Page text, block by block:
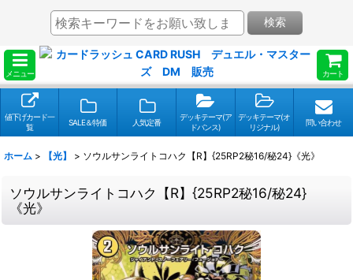
メニュー カート
検索
値下げカード一
覧
SALE＆特価 人気定番
デッキテーマ(ア
ドバンス)
デッキテーマ(オ
リジナル)
問い合わせ
ホーム > 【光】 > ソウルサンライトコハク【R】{25RP2秘16/秘24}《光》
ソウルサンライトコハク【R】{25RP2秘16/秘24}
《光》